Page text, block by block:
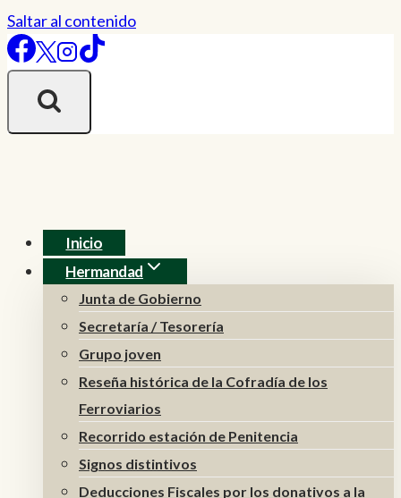
Saltar al contenido
Inicio
Hermandad
Junta de Gobierno
Secretaría / Tesorería
Grupo joven
Reseña histórica de la Cofradía de los
Ferroviarios
Recorrido estación de Penitencia
Signos distintivos
Deducciones Fiscales por los donativos a la